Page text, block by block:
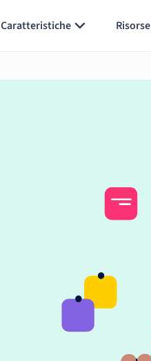
Caratteristiche Risorse